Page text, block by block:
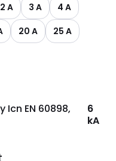
2 A 3 A
4 A
20 A
25 A
EN 60898,
6
kA